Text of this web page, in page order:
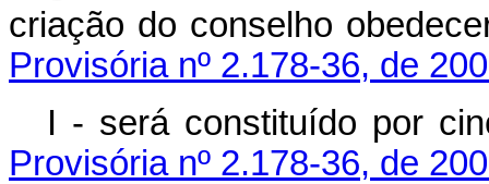
criação do conselho
Provisória nº 2.178-36, de
I - será constituído por
Provisória nº 2.178-36, de